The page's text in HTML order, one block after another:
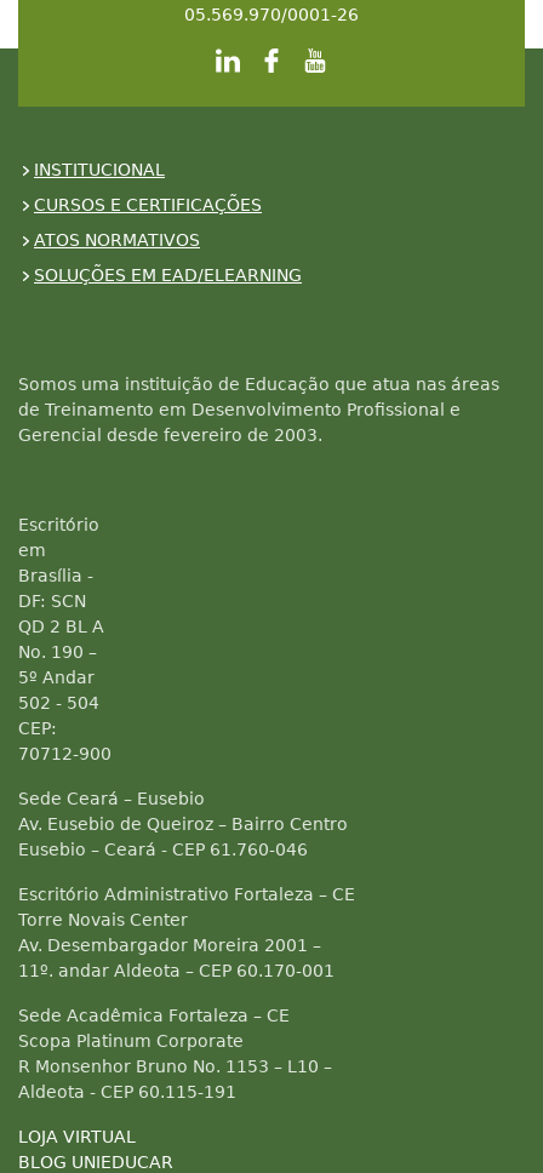
05.569.970/0001-26
INSTITUCIONAL
CURSOS E CERTIFICAÇÕES
ATOS NORMATIVOS
SOLUÇÕES EM EAD/ELEARNING
Somos uma instituição de Educação que atua nas áreas
de Treinamento em Desenvolvimento Profissional e
Gerencial desde fevereiro de 2003.
Escritório
em
Brasília -
DF: SCN
QD 2 BL A
No. 190 –
5º Andar
502 - 504
CEP:
70712-900
Sede Ceará – Eusebio
Av. Eusebio de Queiroz – Bairro Centro
Eusebio – Ceará - CEP 61.760-046
Escritório Administrativo Fortaleza – CE
Torre Novais Center
Av. Desembargador Moreira 2001 –
11º. andar Aldeota – CEP 60.170-001
Sede Acadêmica Fortaleza – CE
Scopa Platinum Corporate
R Monsenhor Bruno No. 1153 – L10 –
Aldeota - CEP 60.115-191
LOJA VIRTUAL
BLOG UNIEDUCAR